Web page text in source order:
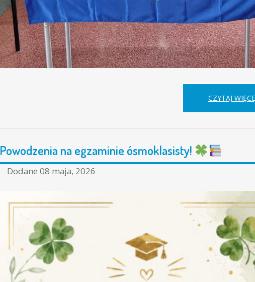
CZYTAJ
Powodzenia na egzaminie ósmoklasisty!
Dodane 08 maja, 2026